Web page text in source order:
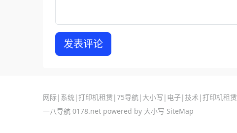
发表评论
网际| 系统|打印机租赁 |75导航| 大小写 | 电子|技术 |打印机租赁
一八导航 0178.net powered by 大小写 SiteMap